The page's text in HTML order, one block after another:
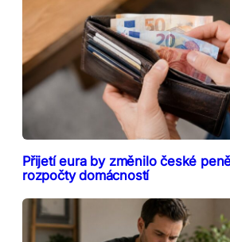
Přijetí eura by změnilo české
rozpočty domácností